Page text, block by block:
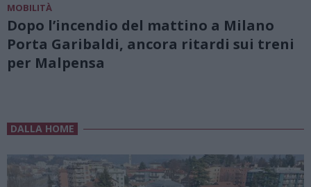
MOBILITÀ
Dopo l’incendio del mattino a Milano
Porta Garibaldi, ancora ritardi sui treni
per Malpensa
DALLA HOME